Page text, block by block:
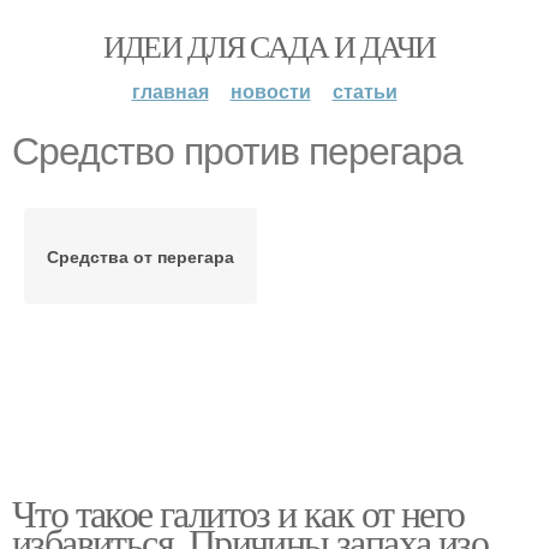
ИДЕИ ДЛЯ САДА И ДАЧИ
главная новости статьи
Средство против перегара
Средства от перегара
Что такое галитоз и как от него